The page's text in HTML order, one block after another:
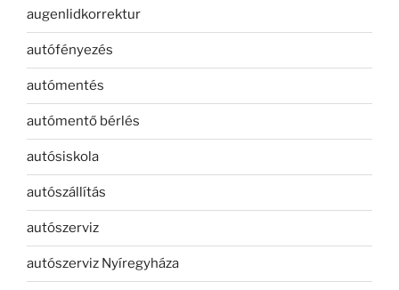
augenlidkorrektur
autófényezés
autómentés
autómentő bérlés
autósiskola
autószállítás
autószerviz
autószerviz Nyíregyháza